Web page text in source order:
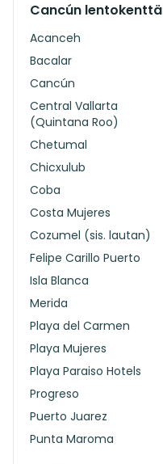
Cancún lentokenttä
Acanceh
Bacalar
Cancún
Central Vallarta
(Quintana Roo)
Chetumal
Chicxulub
Coba
Costa Mujeres
Cozumel (sis. lautan)
Felipe Carillo Puerto
Isla Blanca
Merida
Playa del Carmen
Playa Mujeres
Playa Paraiso Hotels
Progreso
Puerto Juarez
Punta Maroma